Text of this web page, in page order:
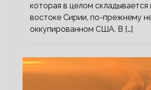
которая в целом складывается
востоке Сирии, по-прежнему
оккупированном США. В […]